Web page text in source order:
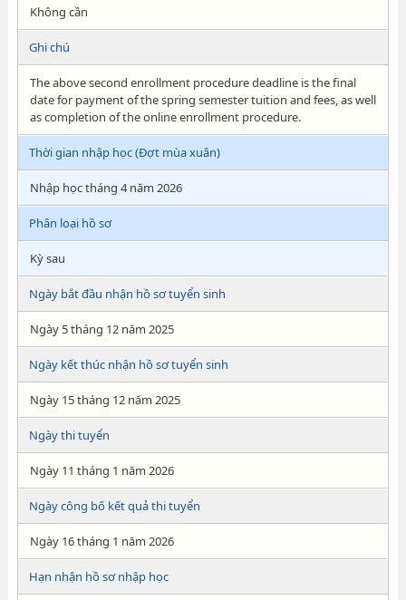
Không cần
Ghi chú
The above second enrollment procedure deadline is the final
date for payment of the spring semester tuition and fees, as well
as completion of the online enrollment procedure.
Thời gian nhập học (Đợt mùa xuân)
Nhập học tháng 4 năm 2026
Phân loại hồ sơ
Kỳ sau
Ngày bắt đầu nhận hồ sơ tuyển sinh
Ngày 5 tháng 12 năm 2025
Ngày kết thúc nhận hồ sơ tuyển sinh
Ngày 15 tháng 12 năm 2025
Ngày thi tuyển
Ngày 11 tháng 1 năm 2026
Ngày công bố kết quả thi tuyển
Ngày 16 tháng 1 năm 2026
Hạn nhận hồ sơ nhập học